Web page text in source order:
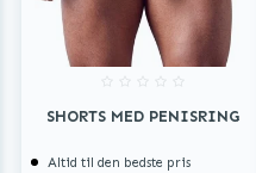
SHORTS MED PENISRING
Altid til den bedste pris